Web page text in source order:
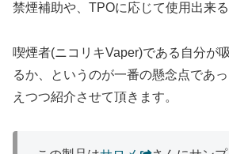
禁煙補助や、TPOに応じて使用出来る
喫煙者(ニコリキVaper)である自分が
るか、というのが一番の懸念点であ
えつつ紹介させて頂きます。